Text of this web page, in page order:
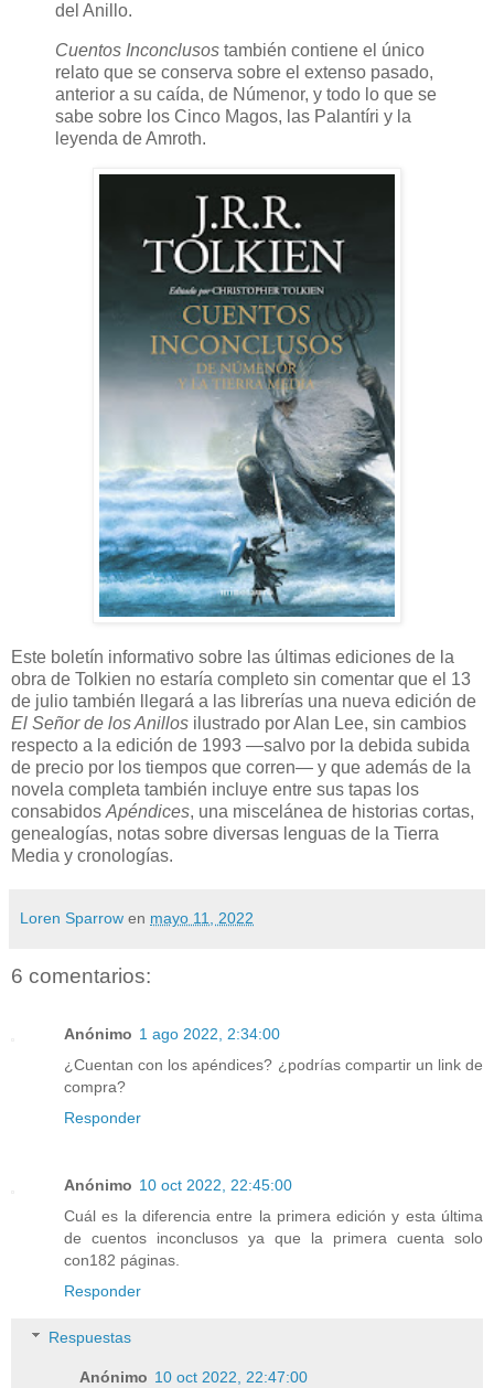
del Anillo.
Cuentos Inconclusos también contiene el único
relato que se conserva sobre el extenso pasado,
anterior a su caída, de Númenor, y todo lo que se
sabe sobre los Cinco Magos, las Palantíri y la
leyenda de Amroth.
Este boletín informativo sobre las últimas ediciones de la
obra de Tolkien no estaría completo sin comentar que el 13
de julio también llegará a las librerías una nueva edición de
El Señor de los Anillos ilustrado por Alan Lee, sin cambios
respecto a la edición de 1993 —salvo por la debida subida
de precio por los tiempos que corren— y que además de la
novela completa también incluye entre sus tapas los
consabidos Apéndices, una miscelánea de historias cortas,
genealogías, notas sobre diversas lenguas de la Tierra
Media y cronologías.
Loren Sparrow en mayo 11, 2022
6 comentarios:
Anónimo 1 ago 2022, 2:34:00
¿Cuentan con los apéndices? ¿podrías compartir un link de
compra?
Responder
Anónimo 10 oct 2022, 22:45:00
Cuál es la diferencia entre la primera edición y esta última
de cuentos inconclusos ya que la primera cuenta solo
con182 páginas.
Responder
Respuestas
Anónimo 10 oct 2022, 22:47:00